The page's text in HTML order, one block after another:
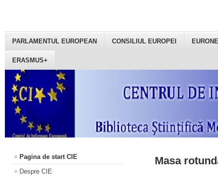
PARLAMENTUL EUROPEAN CONSILIUL EUROPEI
ERASMUS+
Pagina de start CIE
Despre CIE
Masa